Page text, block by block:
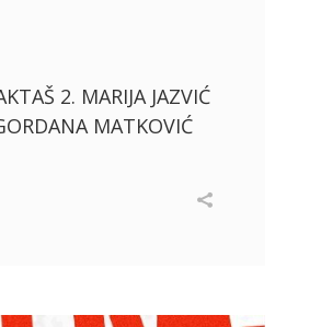
2. MARIJA JAZVIĆ
MATKOVIĆ